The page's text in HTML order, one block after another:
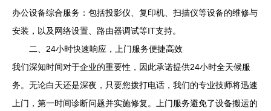
办公设备综合服务：包括投影仪、复印机、扫描仪等设备的维修与
安装，以及网络设置、路由器调试等IT支持。
二、24小时快速响应，上门服务便捷高效
我们深知时间对于企业的重要性，因此承诺提供24小时全天候服
务。无论白天还是深夜，只要您拨打电话，我们的专业技师将迅速
上门，第一时间诊断问题并实施修复。上门服务避免了设备搬运的